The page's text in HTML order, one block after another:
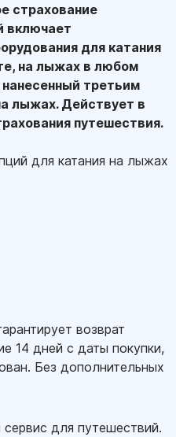
страхование
включает
для катания
на лыжах в любом
третьим
лыжах. Действует в
путешествия.
для катания на лыжах
возврат
14 дней с даты покупки,
Без дополнительных
для путешествий.